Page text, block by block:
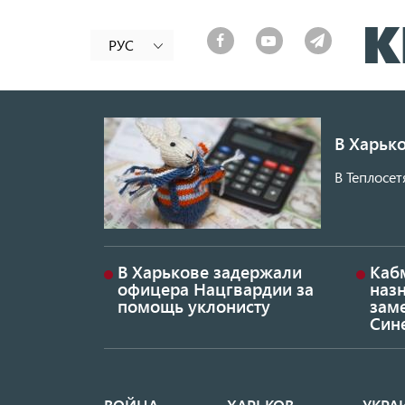
РУС
В
В
В Харькове задержали
офицера Нацгвардии за
помощь уклонисту